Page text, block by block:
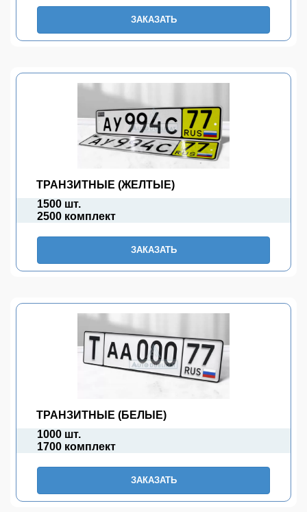
ЗАКАЗАТЬ
ТРАНЗИТНЫЕ (ЖЕЛТЫЕ)
1500 шт.
2500 комплект
ЗАКАЗАТЬ
ТРАНЗИТНЫЕ (БЕЛЫЕ)
1000 шт.
1700 комплект
ЗАКАЗАТЬ